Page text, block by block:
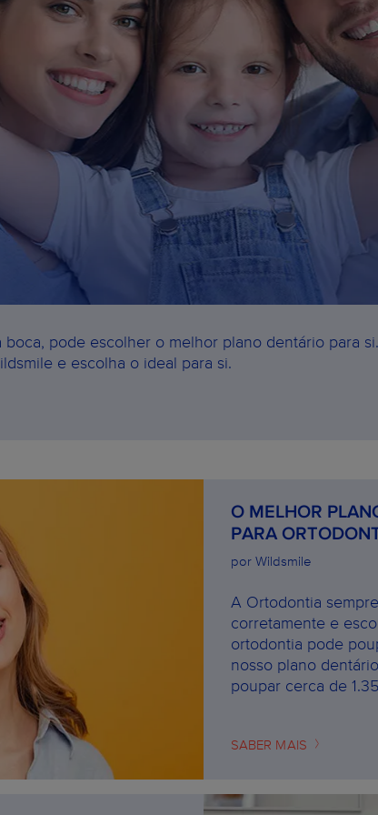
pode escolher o melhor plano dentário para
e escolha o ideal para si.
O MELHOR
PARA
por Wildsmile
A Ortodontia
corretamente e
ortodontia pode
nosso plano
poupar cerca de
SABER MAIS